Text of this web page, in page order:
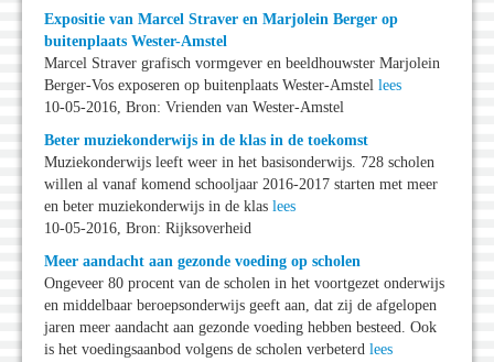
Expositie van Marcel Straver en Marjolein Berger op
buitenplaats Wester-Amstel
Marcel Straver grafisch vormgever en beeldhouwster Marjolein
Berger-Vos exposeren op buitenplaats Wester-Amstel lees
10-05-2016, Bron: Vrienden van Wester-Amstel
Beter muziekonderwijs in de klas in de toekomst
Muziekonderwijs leeft weer in het basisonderwijs. 728 scholen
willen al vanaf komend schooljaar 2016-2017 starten met meer
en beter muziekonderwijs in de klas lees
10-05-2016, Bron: Rijksoverheid
Meer aandacht aan gezonde voeding op scholen
Ongeveer 80 procent van de scholen in het voortgezet onderwijs
en middelbaar beroepsonderwijs geeft aan, dat zij de afgelopen
jaren meer aandacht aan gezonde voeding hebben besteed. Ook
is het voedingsaanbod volgens de scholen verbeterd lees